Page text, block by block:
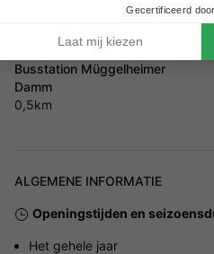
Hoe kom je er?
Busstation Müggelheimer
Damm
0,5km
ALGEMENE INFORMATIE
Openingstijden en
Het gehele jaar